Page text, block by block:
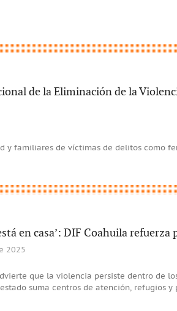
de la Eliminación de la
y familiares de víctimas de delitos como
en casa’: DIF Coahuila
2025
que la violencia persiste dentro de
suma centros de atención, refugios y